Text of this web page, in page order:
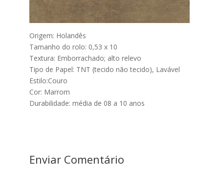
Origem: Holandês
Tamanho do rolo: 0,53 x 10
Textura: Emborrachado; alto relevo
Tipo de Papel: TNT (tecido não tecido), Lavável
Estilo:Couro
Cor: Marrom
Durabilidade: média de 08 a 10 anos
Enviar Comentário